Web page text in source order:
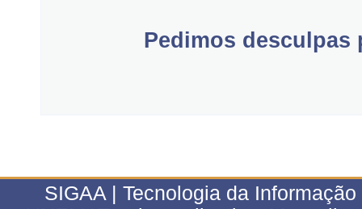
Pedimos
SIGAA | Tecnologia da